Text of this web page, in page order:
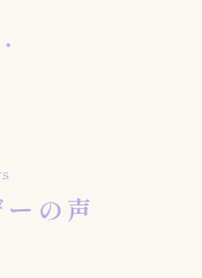
の声